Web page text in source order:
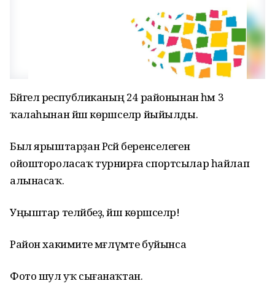
Бәйгелә республиканың 24 районынан һәм 3
ҡалаһынан йәш көрәшселәр йыйылды.
Был ярыштарҙан Рәсәй беренселегенә
ойоштороласаҡ турнирға спортсылар һайлап
алынасаҡ.
Уңыштар теләйбеҙ, йәш көрәшселәр!
Район хакимиәте мәғлүмәте буйынса
Фото шул уҡ сығанаҡтан.